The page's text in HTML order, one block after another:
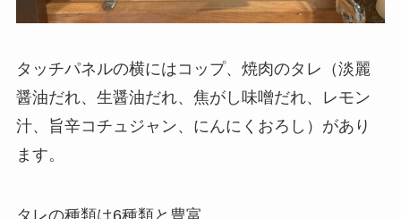
タッチパネルの横にはコップ、焼肉のタレ（淡麗
醤油だれ、生醤油だれ、焦がし味噌だれ、レモン
汁、旨辛コチュジャン、にんにくおろし）があり
ます。